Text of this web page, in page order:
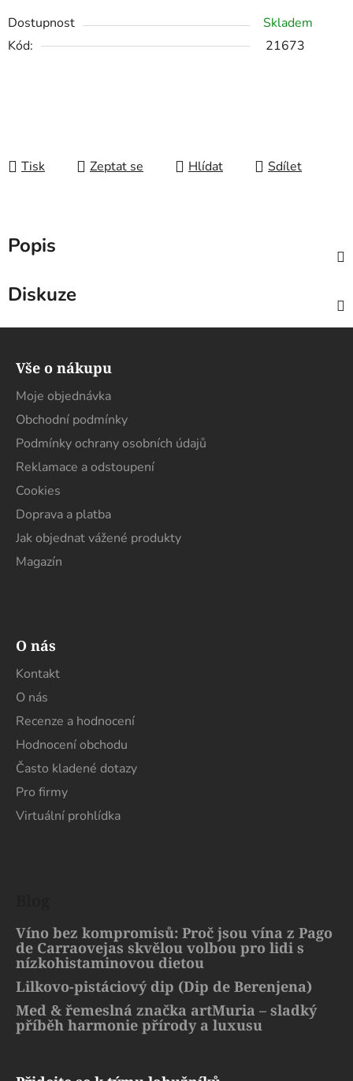
Dostupnost
Skladem
Kód:
21673
Tisk Zeptat se Hlídat Sdílet
Popis
Diskuze
Vše o nákupu
Moje objednávka
Obchodní podmínky
Podmínky ochrany osobních údajů
Reklamace a odstoupení
Cookies
Doprava a platba
Jak objednat vážené produkty
Magazín
O nás
Kontakt
O nás
Recenze a hodnocení
Hodnocení obchodu
Často kladené dotazy
Pro firmy
Virtuální prohlídka
Víno bez kompromisů: Proč jsou vína z Pago
de Carraovejas skvělou volbou pro lidi s
nízkohistaminovou dietou
Lilkovo-pistáciový dip (Dip de Berenjena)
Med & řemeslná značka artMuria – sladký
příběh harmonie přírody a luxusu